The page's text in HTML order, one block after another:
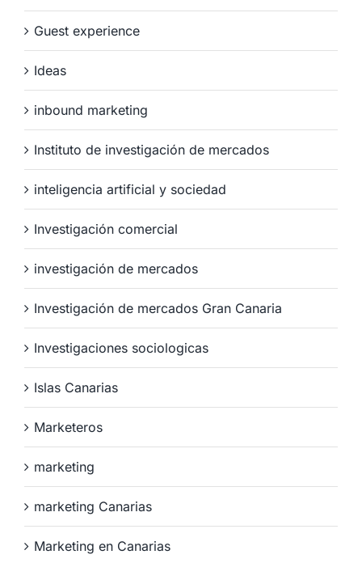
Guest experience
Ideas
inbound marketing
Instituto de investigación de mercados
inteligencia artificial y sociedad
Investigación comercial
investigación de mercados
Investigación de mercados Gran Canaria
Investigaciones sociologicas
Islas Canarias
Marketeros
marketing
marketing Canarias
Marketing en Canarias